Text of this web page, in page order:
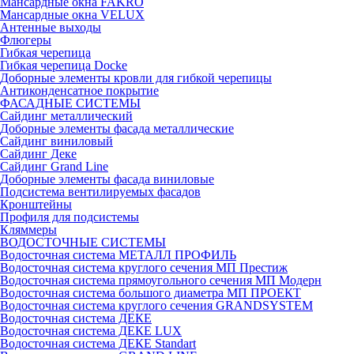
Мансардные окна VELUX
Антенные выходы
Флюгеры
Гибкая черепица
Гибкая черепица Docke
Доборные элементы кровли для гибкой черепицы
Антиконденсатное покрытие
ФАСАДНЫЕ СИСТЕМЫ
Сайдинг металлический
Доборные элементы фасада металлические
Сайдинг виниловый
Сайдинг Деке
Сайдинг Grand Line
Доборные элементы фасада виниловые
Подсистема вентилируемых фасадов
Кронштейны
Профиля для подсистемы
Кляммеры
ВОДОСТОЧНЫЕ СИСТЕМЫ
Водосточная система МЕТАЛЛ ПРОФИЛЬ
Водосточная система круглого сечения МП Престиж
Водосточная система прямоугольного сечения МП Модерн
Водосточная система большого диаметра МП ПРОЕКТ
Водосточная система круглого сечения GRANDSYSTEM
Водосточная система ДЕКЕ
Водосточная система ДЕКЕ LUX
Водосточная система ДЕКЕ Standart